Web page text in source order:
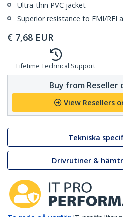
Ultra-thin PVC jacket
Superior resistance to EMI/RFI
€ 7,68 EUR
Lifetime Technical Support
Buy from
View Resellers
Tekniska
Drivrutiner &